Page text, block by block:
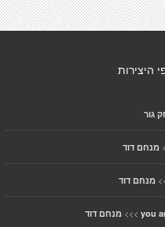
היצירות
גור
מנחם דוד
מנחם דוד
you
>>> מנחם דוד